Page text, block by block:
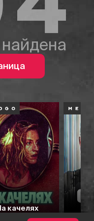
качелях